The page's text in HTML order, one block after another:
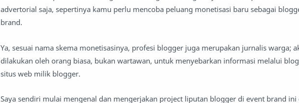
advertorial saja, sepertinya kamu perlu mencoba peluang monetisasi baru sebagai
brand.
Ya, sesuai nama skema monetisasinya, profesi blogger juga merupakan jurnalis warga;
dilakukan oleh orang biasa, bukan wartawan, untuk menyebarkan informasi melalui
situs web milik blogger.
Saya sendiri mulai mengenal dan mengerjakan project liputan blogger di event brand ini